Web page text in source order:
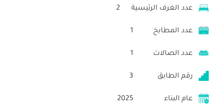
عدد الغرف الرئيسية 2
عدد المطابخ 1
عدد الصالات 1
رقم الطابق 3
عام البناء 2025